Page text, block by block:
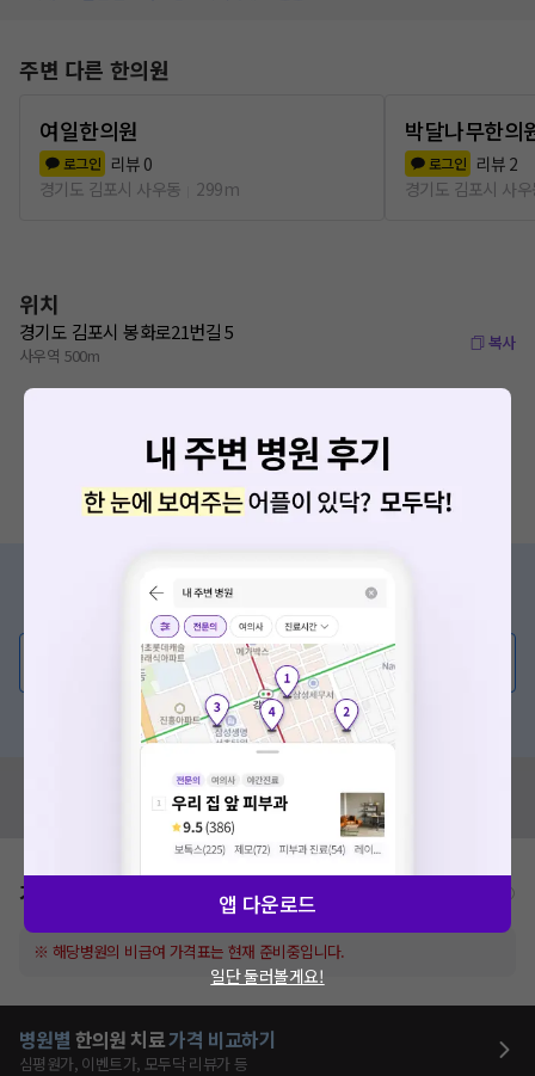
주변 다른 한의원
여일한의원
로그인 리뷰 0
경기도 김포시 사우동
299m
박달나무한의
로그인 리뷰 2
경기도 김포시 사
위치
경기도 김포시 봉화로21번길 5
사우역 500m
복사
증상/치료, 궁금한 점이 있나요?
의사가 직접 답해드려요!
💬 무엇이든 물어보세요
혹은, 의료상담 서비스에 다양한 게시글 보러가기
혹시 잘못된 병원정보가 있나요?
모두닥 팀에 알려주세요!
가격표
※ 해당병원의 비급여 가격표는 현재 준비중입니다.
병원별 한의원 치료가격 비교하기
심평원가, 이벤트가, 모두닥 리뷰가 등
앱 다운로드
일단 둘러볼게요!